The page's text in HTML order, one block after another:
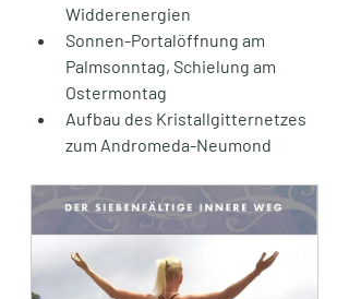
Widderenergien
Sonnen-Portalöffnung am
Palmsonntag, Schielung am
Ostermontag
Aufbau des Kristallgitternetzes
zum Andromeda-Neumond